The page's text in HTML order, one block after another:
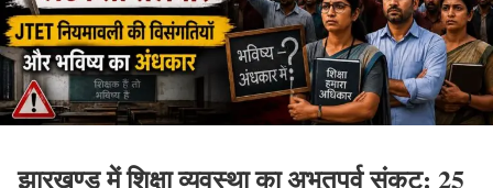
झारखण्ड में शिक्षा व्यवस्था का अभूतपूर्व संकट: 25